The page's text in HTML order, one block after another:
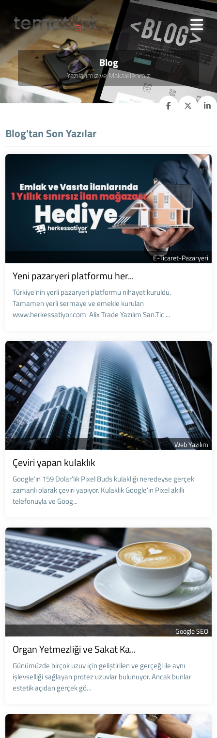
Blog
Yazılarımız ve Makalelerimiz
Blog'tan Son Yazılar
E-Ticaret-Pazaryeri
Yeni pazaryeri platformu her...
Türkiye'nin yerli pazaryeri platformu nihayet kuruldu.
Tamamen yerli sermaye ve emekle kurulan
www.herkessatiyor.com Alix Trade Yazılım San.Tic....
Web Yazılım
Çeviri yapan kulaklık
Google’ın 159 Dolar’lık Pixel Buds kulaklığı neredeyse gerçek
zamanlı olarak çeviri yapıyor. Kulaklık Google’ın Pixel akıllı
telefonuyla ve Goog...
Google SEO
Organ Yetmezliği ve Sakat Ka...
Günümüzde birçok uzuv için geliştirilen ve gerçeği ile aynı
işlevselliği sağlayan protez uzuvlar bulunuyor. Ancak bunlar
estetik açıdan gerçek gö...